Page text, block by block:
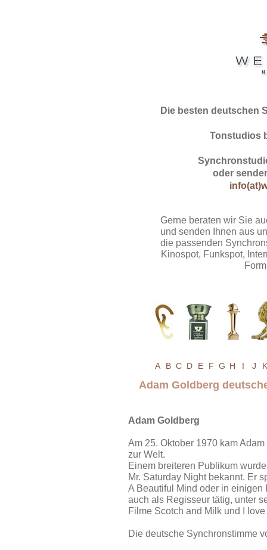
Die besten deutschen
Tonstudios
oder
Gerne beraten wir Sie
und senden Ihnen aus
die passenden
Kinospot, Funkspot,
A B C D E F G H I J K
Adam Goldberg
Adam Goldberg
Am 25. Oktober 1970 kam
zur Welt.
Einem breiteren Publikum
Mr. Saturday Night bekannt. Er
A Beautiful Mind oder in
auch als Regisseur tätig, unter
Filme Scotch and Milk und I love
Die deutsche Synchronstimme